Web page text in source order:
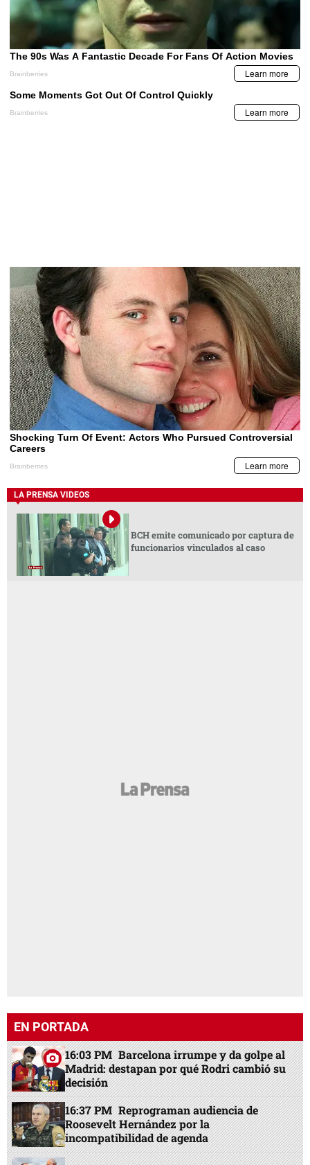
LA PRENSA VIDEOS
BCH emite comunicado por captura de
funcionarios vinculados al caso
EN PORTADA
16:03 PM Barcelona irrumpe y da golpe al
Madrid: destapan por qué Rodri cambió su
decisión
16:37 PM Reprograman audiencia de
Roosevelt Hernández por la
incompatibilidad de agenda